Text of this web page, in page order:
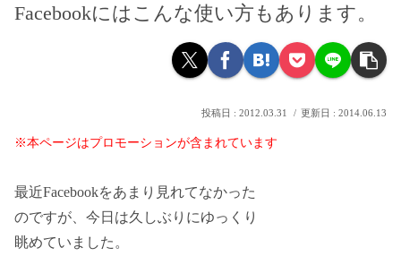
Facebookにはこんな使い方もあります。
2012.03.31 2014.06.13
※本ページはプロモーションが含まれています
最近Facebookをあまり見れてなかった
のですが、今日は久しぶりにゆっくり
眺めていました。